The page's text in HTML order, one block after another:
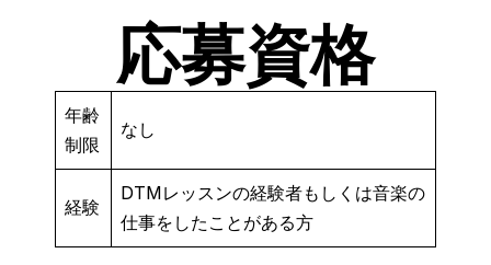
応募資格
年齢
制限
なし
経験
DTMレッスンの経験者もしくは音楽の
仕事をしたことがある方